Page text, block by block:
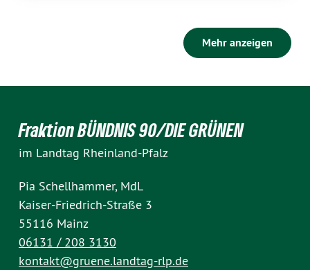
Mehr anzeigen
Fraktion BÜNDNIS 90/DIE GRÜNEN
im Landtag Rheinland-Pfalz
Pia Schellhammer, MdL
Kaiser-Friedrich-Straße 3
55116 Mainz
06131 / 208 3130
kontakt@gruene.landtag-rlp.de